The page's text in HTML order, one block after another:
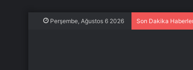
Perşembe, Ağustos 6 2026 Son Dakika